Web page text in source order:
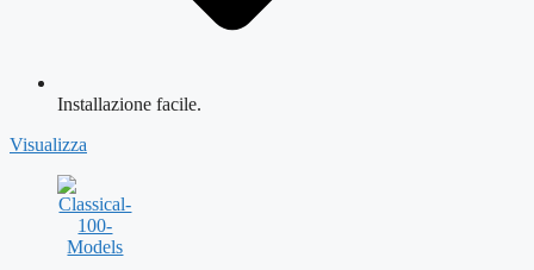
Installazione facile.
Visualizza